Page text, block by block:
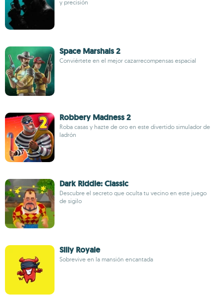
y precisión
Space Marshals 2
Conviértete en el mejor cazarrecompensas espacial
Robbery Madness 2
Roba casas y hazte de oro en este divertido simulador de
ladrón
Dark Riddle: Classic
Descubre el secreto que oculta tu vecino en este juego
de sigilo
Silly Royale
Sobrevive en la mansión encantada